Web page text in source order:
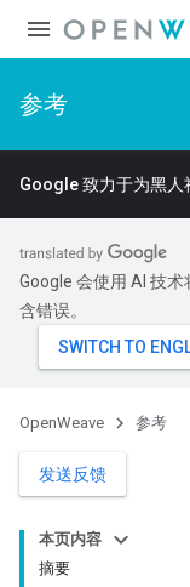
参考
Google 致力于为黑人
Google 会使用 AI 技
含错误。
OpenWeave 参考
发送反馈
本页内容
摘要